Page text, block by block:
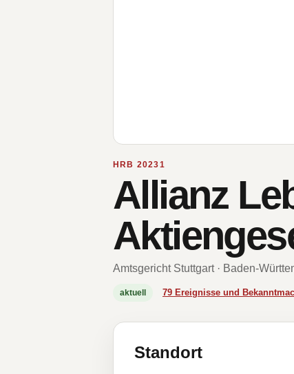
HRB 20231
Allianz
Amtsgericht Stuttgart · Baden-
aktuell 79 Ereignisse und
Standort